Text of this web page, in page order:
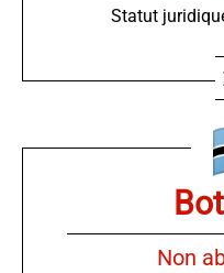
Statut
Non